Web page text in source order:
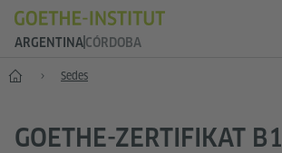
ARGENTINACÓRDOBA
Inicio Sedes
GOETHE-ZERTIFIKAT B1